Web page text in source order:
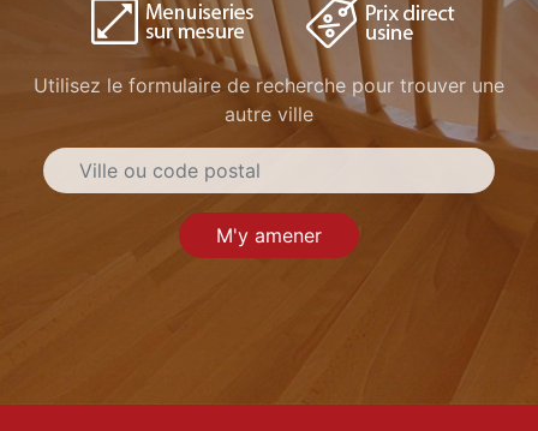
Utilisez le formulaire de recherche pour trouver une
autre ville
M'y amener